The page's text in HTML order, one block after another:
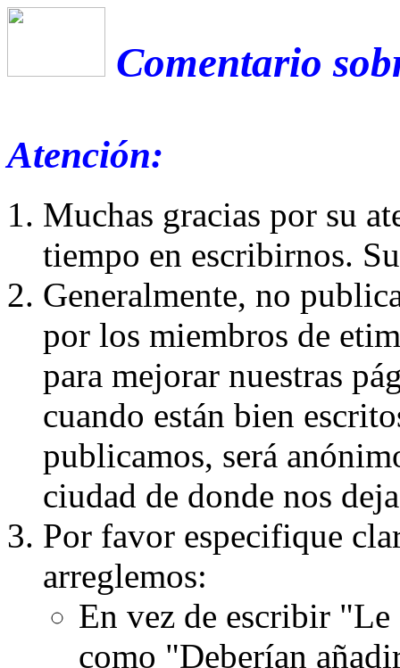
Comentario
Atención:
Muchas gracias por su
tiempo en escribirnos.
Generalmente, no
por los miembros de
para mejorar nuestras
cuando están bien
publicamos, será
ciudad de donde nos
Por favor especifique
arreglemos:
En vez de escribir
como "Deberían